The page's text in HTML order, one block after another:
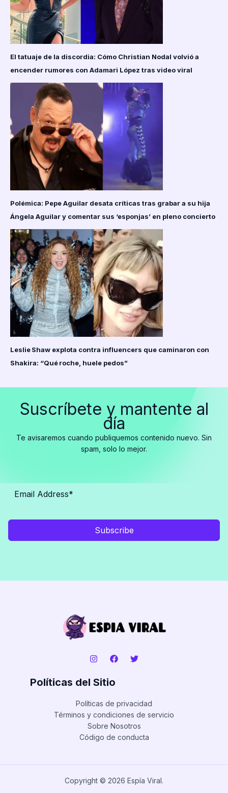
El tatuaje de la discordia: Cómo Christian Nodal volvió a
encender rumores con Adamari López tras video viral
Polémica: Pepe Aguilar desata críticas tras grabar a su hija
Ángela Aguilar y comentar sus ‘esponjas’ en pleno concierto
Leslie Shaw explota contra influencers que caminaron con
Shakira: “Qué roche, huele pedos”
Suscríbete y mantente al
día
Te avisaremos cuando publiquemos contenido nuevo. Sin
spam, solo lo mejor.
Subscribe
Políticas del Sitio
Políticas de privacidad
Términos y condiciones de servicio
Sobre Nosotros
Código de conducta
Copyright © 2026 Espía Viral.